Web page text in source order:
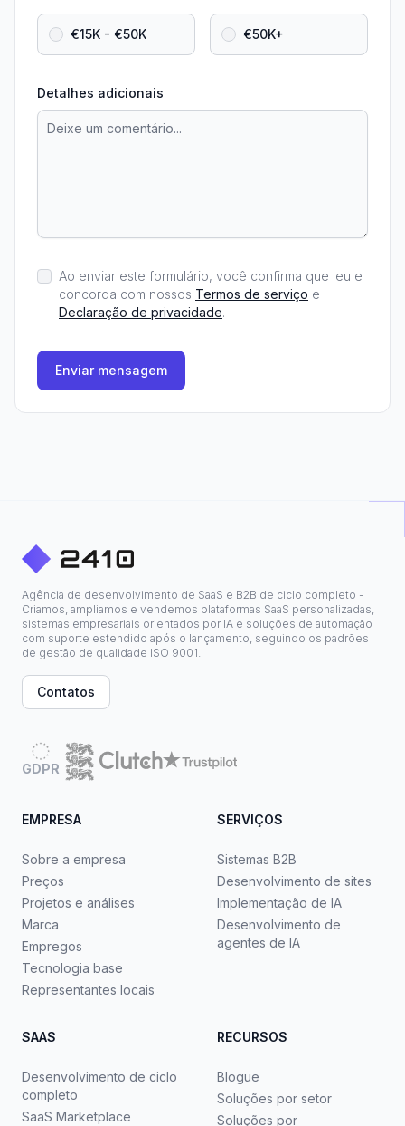
€15K - €50K €50K+
Detalhes adicionais
Ao enviar este formulário, você confirma que leu e
concorda com nossos Termos de serviço e
Declaração de privacidade.
Enviar mensagem
Agência de desenvolvimento de SaaS e B2B de ciclo completo -
Criamos, ampliamos e vendemos plataformas SaaS personalizadas,
sistemas empresariais orientados por IA e soluções de automação
com suporte estendido após o lançamento, seguindo os padrões
de gestão de qualidade ISO 9001.
Contatos
GDPR
EMPRESA
Sobre a empresa
Preços
Projetos e análises
Marca
Empregos
Tecnologia base
Representantes locais
SERVIÇOS
Sistemas B2B
Desenvolvimento de sites
Implementação de IA
Desenvolvimento de
agentes de IA
SAAS
Desenvolvimento de ciclo
completo
SaaS Marketplace
RECURSOS
Blogue
Soluções por setor
Soluções por